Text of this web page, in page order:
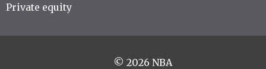
Private equity
© 2026 NBA